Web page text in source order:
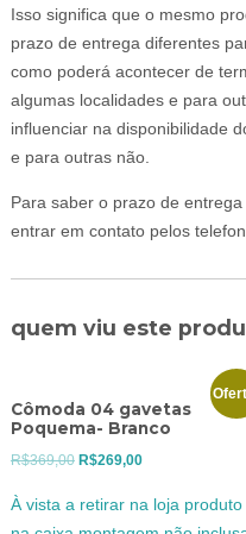
Isso significa que o mesmo
prazo de entrega diferentes
como poderá acontecer de
algumas localidades e para
influenciar na disponibilidade
e para outras não.
Para saber o prazo de
entrar em contato pelos
quem viu este
Cômoda 04 gavetas
Poquema- Branco
R$369,00 OR$269,00O
atual
À vista a retirar na loja produto